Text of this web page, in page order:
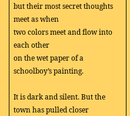
but their most secret thoughts
meet as when
two colors meet and flow into
each other
on the wet paper of a
schoolboy’s painting.
It is dark and silent. But the
town has pulled closer